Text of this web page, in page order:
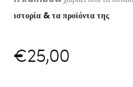
ιστορία & τα προϊόντα της
€25,00